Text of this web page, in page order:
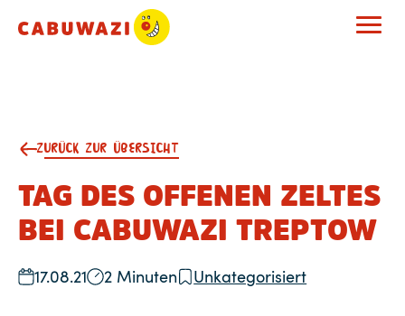
ZURÜCK ZUR ÜBERSICHT
TAG DES OFFENEN ZELTES
BEI CABUWAZI TREPTOW
17.08.21 2 Minuten Unkategorisiert